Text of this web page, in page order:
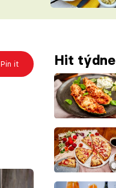
ŠÉFREDAKTORKY
ČASOPIS
Pin it Hit týdne